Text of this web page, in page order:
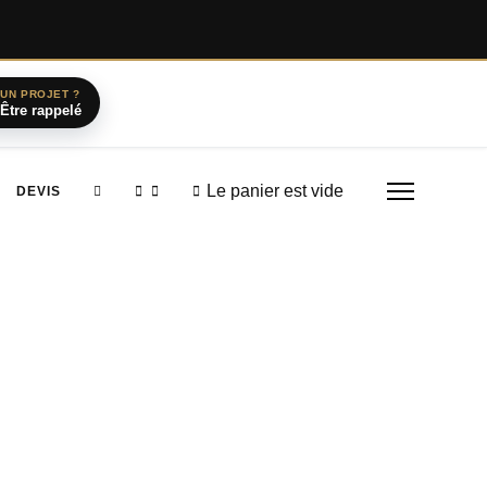
UN PROJET ?
Être rappelé
DEVIS Le panier est vide